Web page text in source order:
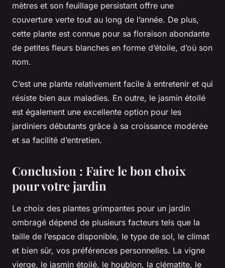
mètres et son feuillage persistant offre une
couverture verte tout au long de l’année. De plus,
cette plante est connue pour sa floraison abondante
de petites fleurs blanches en forme d’étoile, d’où son
nom.
C’est une plante relativement facile à entretenir et qui
résiste bien aux maladies. En outre, le jasmin étoilé
est également une excellente option pour les
jardiniers débutants grâce à sa croissance modérée
et sa facilité d’entretien.
Conclusion : Faire le bon choix
pour votre jardin
Le choix des plantes grimpantes pour un jardin
ombragé dépend de plusieurs facteurs tels que la
taille de l’espace disponible, le type de sol, le climat
et bien sûr, vos préférences personnelles. La vigne
vierge, le jasmin étoilé, le houblon, la clématite, le